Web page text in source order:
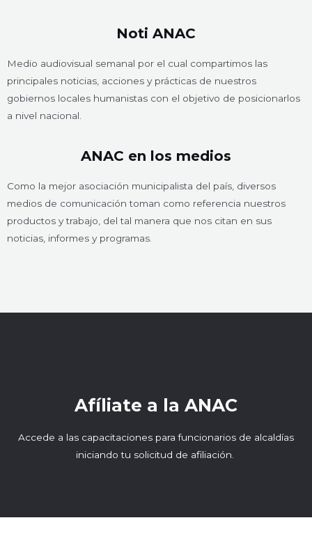
Noti ANAC
Medio audiovisual semanal por el cual compartimos las
principales noticias, acciones y prácticas de nuestros
gobiernos locales humanistas con el objetivo de posicionarlos
a nivel nacional.
ANAC en los medios
Como la mejor asociación municipalista del país, diversos
medios de comunicación toman como referencia nuestros
productos y trabajo, del tal manera que nos citan en sus
noticias, informes y programas.
Afíliate a la ANAC
Accede a las capacitaciones para funcionarios de alcaldías
iniciando tu solicitud de afiliación.